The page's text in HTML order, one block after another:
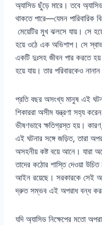
অ্যাসিড ছুঁড়ে মারে। তবে
থাকতে পারে—যেমন পারিবারিক
মেয়েটির মুখ ঝলসে যায়। সে
হয়ে ওঠে এক অভিশাপ। সে
একটি দুঃসহ জীবন পার করতে
হয়ে যায়। তার পরিবারকেও
প্রতি বছর অসংখ্য মানুষ এই
শিকাররা অসীম যন্ত্রণা সহ্য
ভীষণভাবে ক্ষতিগ্রস্ত হয়।
এই ঘটনার সঙ্গে জড়িত, তারা
অসহনীয় কষ্ট বয়ে আনে। যারা
তাদের কঠোর শাস্তি দেওয়া
আইন রয়েছে। সরকারকে সেই
দ্রুত সম্ভব এই অপরাধ বন্ধ
যদি অ্যাসিড নিক্ষেপের মতো